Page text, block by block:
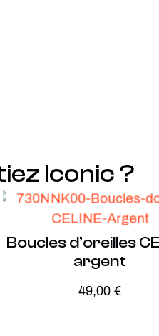
Iconic ?
Boucles d’oreilles
argent
49,00€